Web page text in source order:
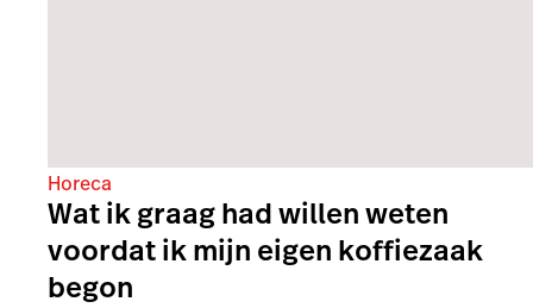
Horeca
Wat ik graag had willen weten
voordat ik mijn eigen koffiezaak
begon